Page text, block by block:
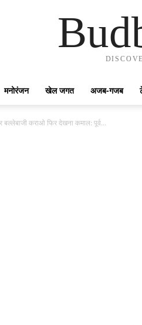
मनोरंजन खेल जगत अजब-गजब
कराओ फिर देखना कमाल: पूर्व...